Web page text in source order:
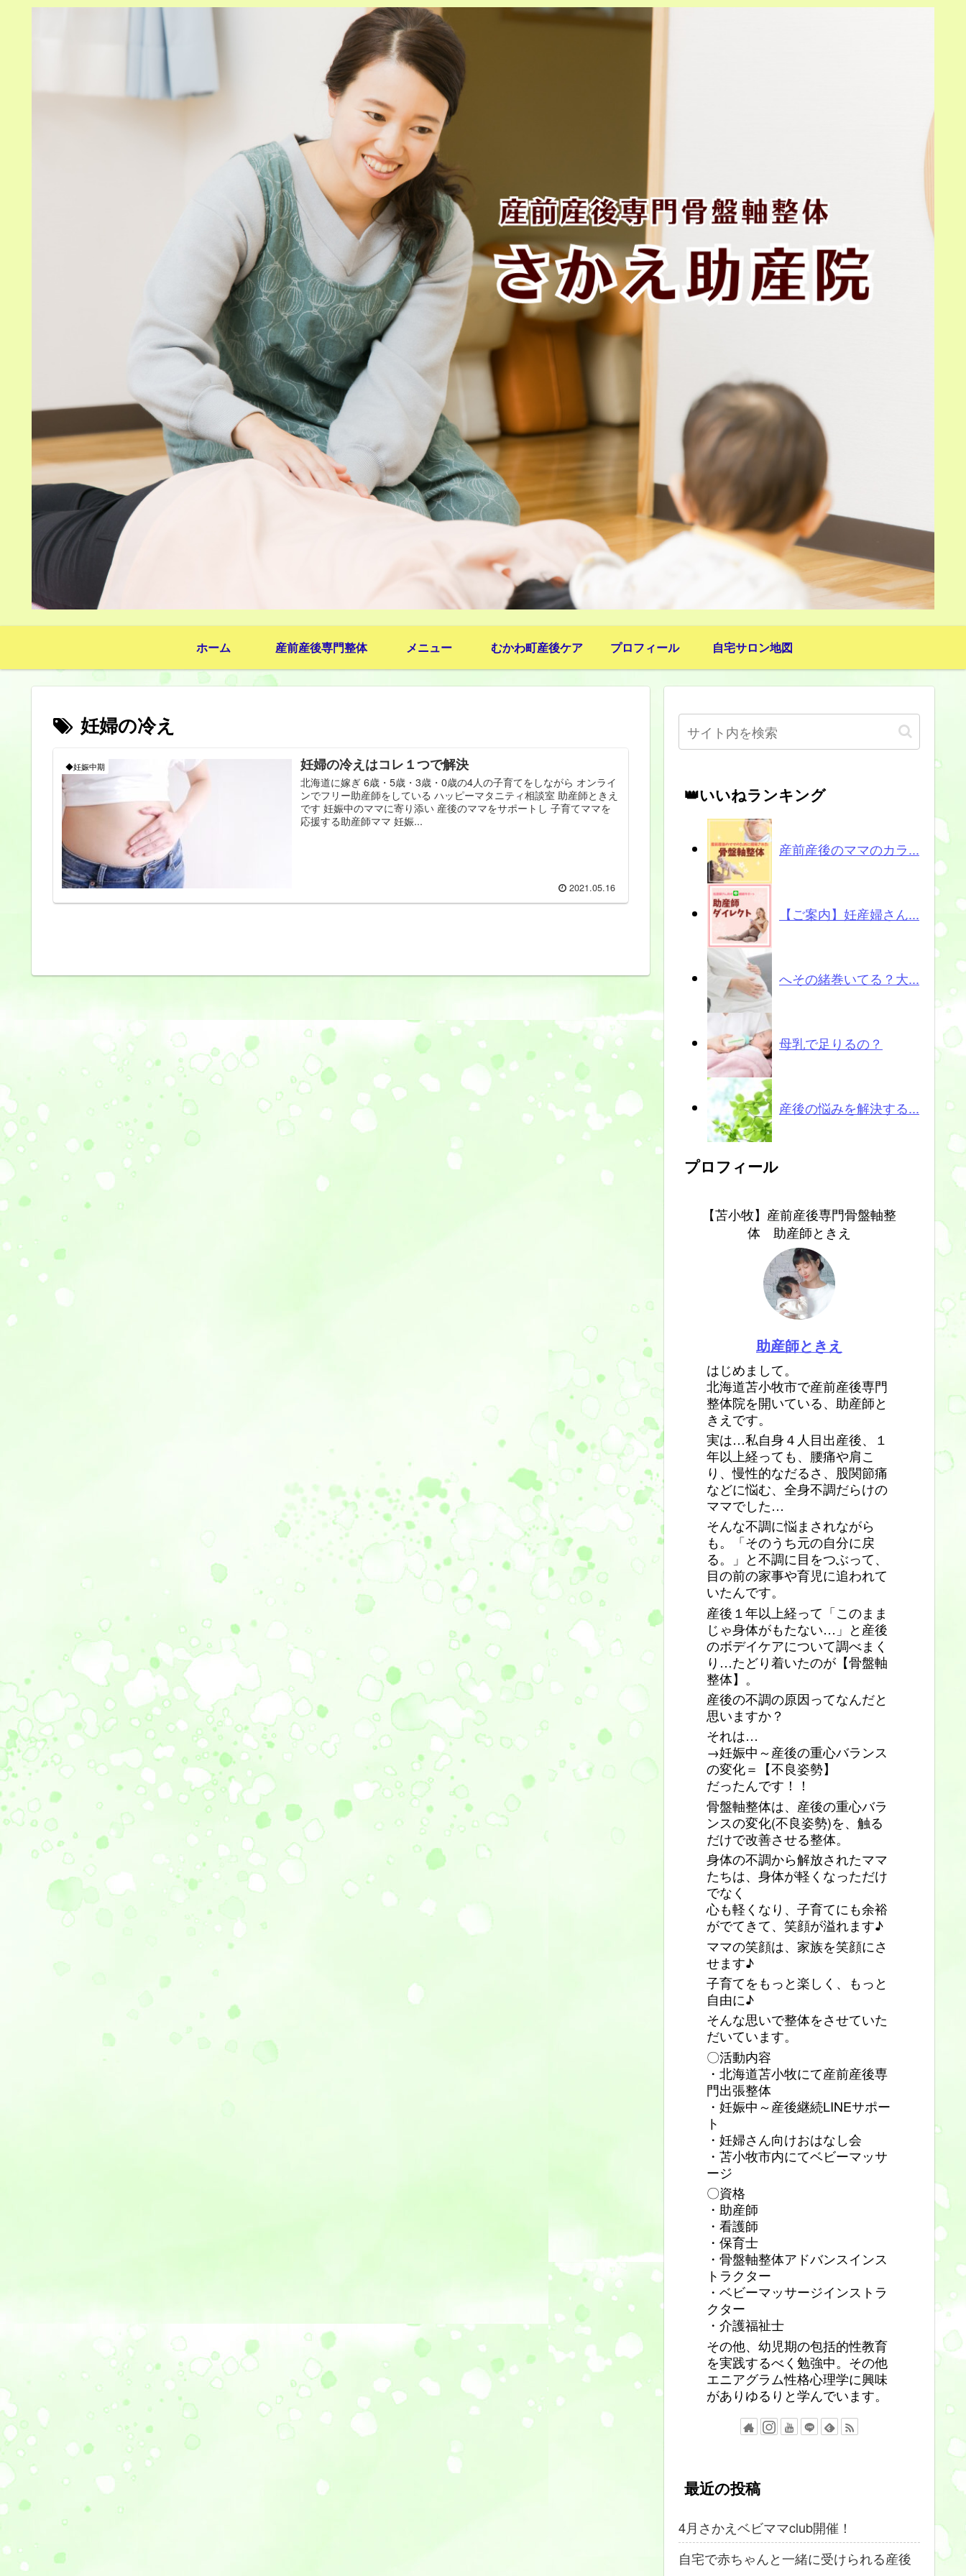
ホーム 産前産後専門整体 メニュー むかわ町産後ケア プロフィール 自宅サロン地図
妊婦の冷え
◆妊娠中期 妊婦の冷えはコレ１つで解決
北海道に嫁ぎ 6歳・5歳・3歳・0歳の4人の子育てをしながら オンライ
ンでフリー助産師をしている ハッピーマタニティ相談室 助産師ときえ
です 妊娠中のママに寄り添い 産後のママをサポートし 子育てママを
応援する助産師ママ 妊娠...
2021.05.16
👑いいねランキング
産前産後のママのカラ...
【ご案内】妊産婦さん...
へその緒巻いてる？大...
母乳で足りるの？
産後の悩みを解決する...
プロフィール
【苫小牧】産前産後専門骨盤軸整
体 助産師ときえ
助産師ときえ
はじめまして。
北海道苫小牧市で産前産後専門
整体院を開いている、助産師と
きえです。
実は…私自身４人目出産後、１
年以上経っても、腰痛や肩こ
り、慢性的なだるさ、股関節痛
などに悩む、全身不調だらけの
ママでした…
そんな不調に悩まされながら
も。「そのうち元の自分に戻
る。」と不調に目をつぶって、
目の前の家事や育児に追われて
いたんです。
産後１年以上経って「このまま
じゃ身体がもたない…」と産後
のボデイケアについて調べまく
り…たどり着いたのが【骨盤軸
整体】。
産後の不調の原因ってなんだと
思いますか？
それは…
→妊娠中～産後の重心バランス
の変化＝【不良姿勢】
だったんです！！
骨盤軸整体は、産後の重心バラ
ンスの変化(不良姿勢)を、触る
だけで改善させる整体。
身体の不調から解放されたママ
たちは、身体が軽くなっただけ
でなく
心も軽くなり、子育てにも余裕
がでてきて、笑顔が溢れます♪
ママの笑顔は、家族を笑顔にさ
せます♪
子育てをもっと楽しく、もっと
自由に♪
そんな思いで整体をさせていた
だいています。
〇活動内容
・北海道苫小牧にて産前産後専
門出張整体
・妊娠中～産後継続LINEサポー
ト
・妊婦さん向けおはなし会
・苫小牧市内にてベビーマッサ
ージ
〇資格
・助産師
・看護師
・保育士
・骨盤軸整体アドバンスインス
トラクター
・ベビーマッサージインストラ
クター
・介護福祉士
その他、幼児期の包括的性教育
を実践するべく勉強中。その他
エニアグラム性格心理学に興味
がありゆるりと学んでいます。
最近の投稿
4月さかえベビママclub開催！
自宅で赤ちゃんと一緒に受けられる産後